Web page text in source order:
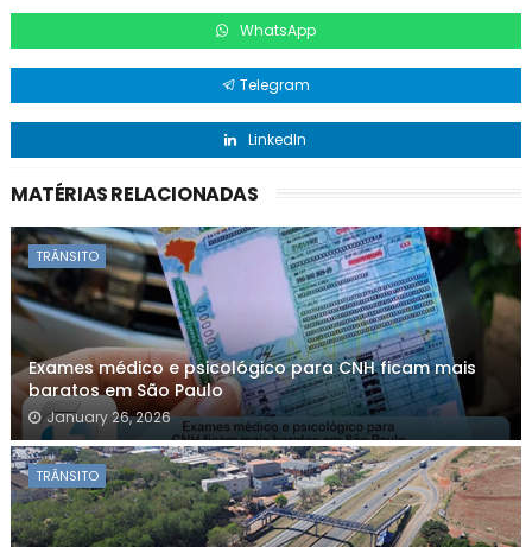
WhatsApp
Telegram
LinkedIn
MATÉRIAS RELACIONADAS
TRÂNSITO
Exames médico e psicológico para CNH ficam mais
baratos em São Paulo
January 26, 2026
TRÂNSITO